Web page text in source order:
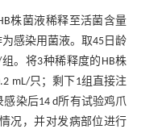
株菌液稀释至活菌含量
为感染用菌液。取45日龄
。将3种稀释度的HB株
mL/只；剩下1组直接注
染后14 d所有试验鸡爪
况，并对发病部位进行